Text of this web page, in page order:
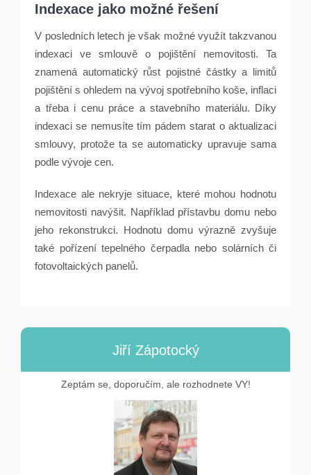
Indexace jako možné řešení
V posledních letech je však možné využít takzvanou
indexaci ve smlouvě o pojištění nemovitosti. Ta
znamená automatický růst pojistné částky a limitů
pojištění s ohledem na vývoj spotřebního koše, inflaci
a třeba i cenu práce a stavebního materiálu. Díky
indexaci se nemusíte tím pádem starat o aktualizaci
smlouvy, protože ta se automaticky upravuje sama
podle vývoje cen.
Indexace ale nekryje situace, které mohou hodnotu
nemovitosti navýšit. Například přístavbu domu nebo
jeho rekonstrukci. Hodnotu domu výrazně zvyšuje
také pořízení tepelného čerpadla nebo solárních či
fotovoltaických panelů.
Jiří Zápotocký
Zeptám se, doporučím, ale rozhodnete VY!